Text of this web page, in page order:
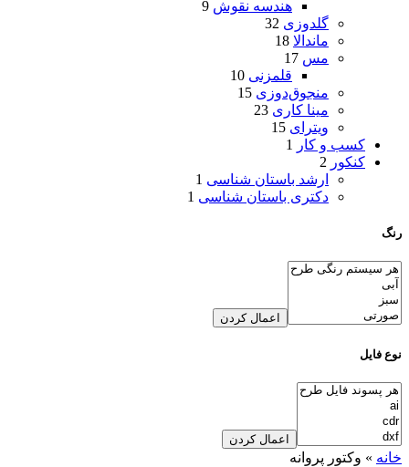
هندسه نقوش 9
گلدوزی 32
ماندالا 18
مس 17
قلمزنی 10
منجوق‌دوزی 15
مینا کاری 23
ویترای 15
کسب و کار
1
کنکور 2
ارشد باستان شناسی 1
دکتری باستان شناسی 1
رنگ
اعمال کردن
نوع فایل
اعمال کردن
خانه » وکتور پروانه